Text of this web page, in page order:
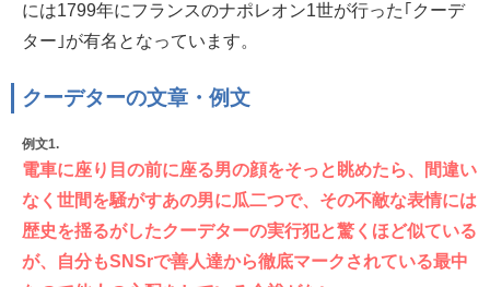
には1799年にフランスのナポレオン1世が行った｢クーデ
ター｣が有名となっています。
クーデターの文章・例文
例文1.
電車に座り目の前に座る男の顔をそっと眺めたら、間違い
なく世間を騒がすあの男に瓜二つで、その不敵な表情には
歴史を揺るがしたクーデターの実行犯と驚くほど似ている
が、自分もSNSrで善人達から徹底マークされている最中